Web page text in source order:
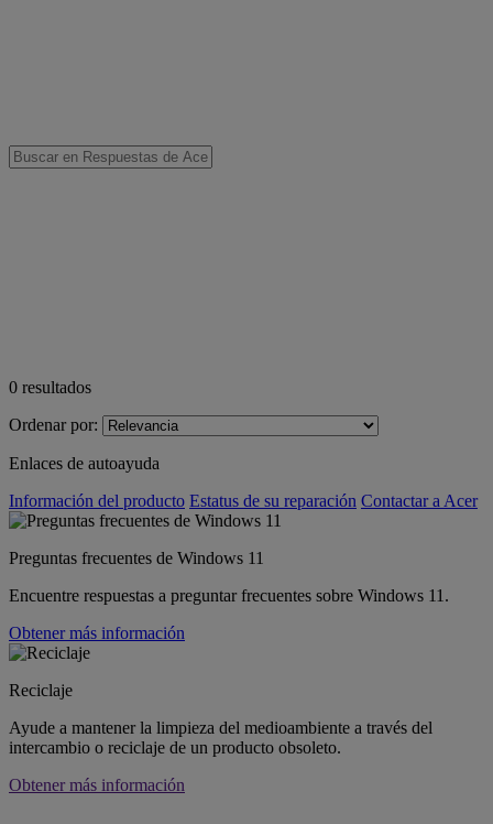
0 resultados
Ordenar por:
Enlaces de autoayuda
Información del producto Estatus de su reparación Contactar a Acer
Preguntas frecuentes de Windows 11
Encuentre respuestas a preguntar frecuentes sobre Windows 11.
Obtener más información
Reciclaje
Ayude a mantener la limpieza del medioambiente a través del
intercambio o reciclaje de un producto obsoleto.
Obtener más información